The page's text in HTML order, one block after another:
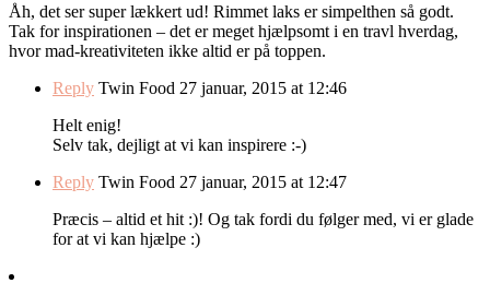
Åh, det ser super lækkert ud! Rimmet laks er simpelthen så godt.
Tak for inspirationen – det er meget hjælpsomt i en travl hverdag,
hvor mad-kreativiteten ikke altid er på toppen.
Reply Twin Food 27 januar, 2015 at 12:46
Helt enig!
Selv tak, dejligt at vi kan inspirere :-)
Reply Twin Food 27 januar, 2015 at 12:47
Præcis – altid et hit :)! Og tak fordi du følger med, vi er glade
for at vi kan hjælpe :)